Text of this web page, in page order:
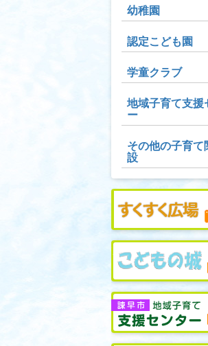
幼稚園
認定こども園
学童クラブ
地域子育て支援
ー
その他の子育て
設